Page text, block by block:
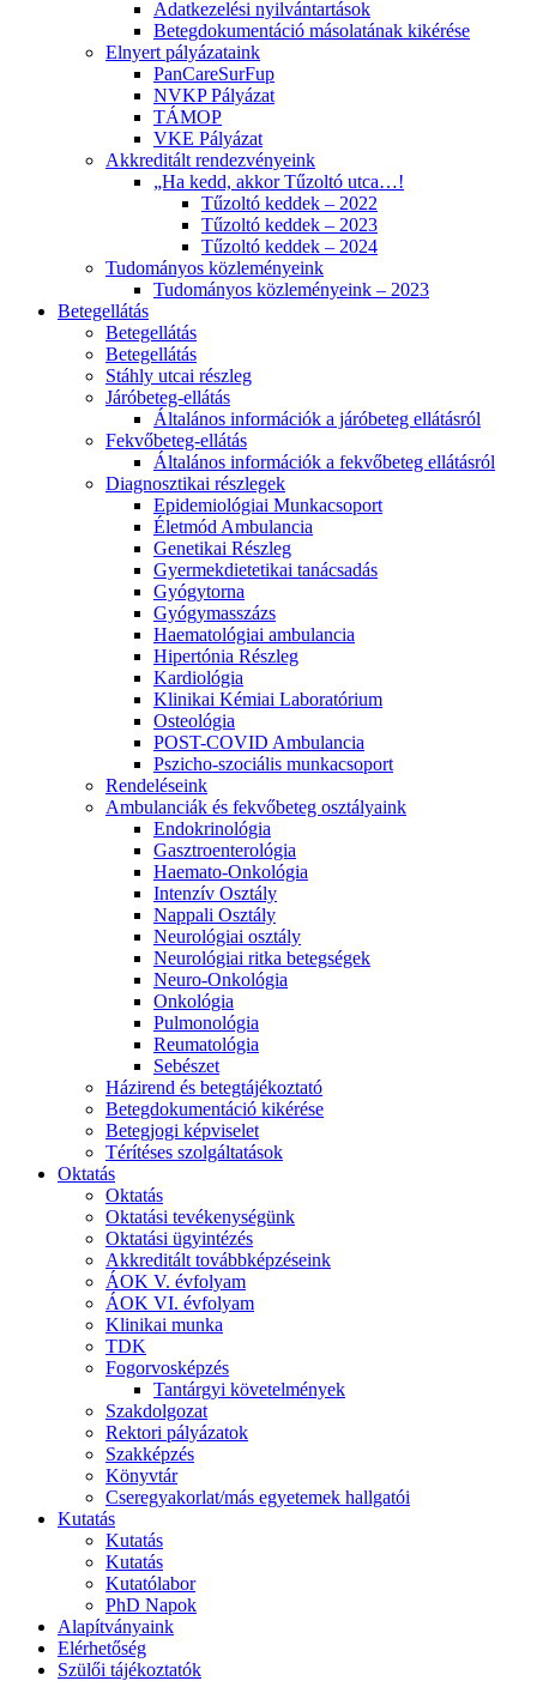
Adatkezelési nyilvántartások
Betegdokumentáció másolatának kikérése
Elnyert pályázataink
PanCareSurFup
NVKP Pályázat
TÁMOP
VKE Pályázat
Akkreditált rendezvényeink
„Ha kedd, akkor Tűzoltó utca…!
Tűzoltó keddek – 2022
Tűzoltó keddek – 2023
Tűzoltó keddek – 2024
Tudományos közleményeink
Tudományos közleményeink – 2023
Betegellátás
Betegellátás
Betegellátás
Stáhly utcai részleg
Járóbeteg-ellátás
Általános információk a járóbeteg ellátásról
Fekvőbeteg-ellátás
Általános információk a fekvőbeteg ellátásról
Diagnosztikai részlegek
Epidemiológiai Munkacsoport
Életmód Ambulancia
Genetikai Részleg
Gyermekdietetikai tanácsadás
Gyógytorna
Gyógymasszázs
Haematológiai ambulancia
Hipertónia Részleg
Kardiológia
Klinikai Kémiai Laboratórium
Osteológia
POST-COVID Ambulancia
Pszicho-szociális munkacsoport
Rendeléseink
Ambulanciák és fekvőbeteg osztályaink
Endokrinológia
Gasztroenterológia
Haemato-Onkológia
Intenzív Osztály
Nappali Osztály
Neurológiai osztály
Neurológiai ritka betegségek
Neuro-Onkológia
Onkológia
Pulmonológia
Reumatológia
Sebészet
Házirend és betegtájékoztató
Betegdokumentáció kikérése
Betegjogi képviselet
Térítéses szolgáltatások
Oktatás
Oktatás
Oktatási tevékenységünk
Oktatási ügyintézés
Akkreditált továbbképzéseink
ÁOK V. évfolyam
ÁOK VI. évfolyam
Klinikai munka
TDK
Fogorvosképzés
Tantárgyi követelmények
Szakdolgozat
Rektori pályázatok
Szakképzés
Könyvtár
Cseregyakorlat/más egyetemek hallgatói
Kutatás
Kutatás
Kutatás
Kutatólabor
PhD Napok
Alapítványaink
Elérhetőség
Szülői tájékoztatók